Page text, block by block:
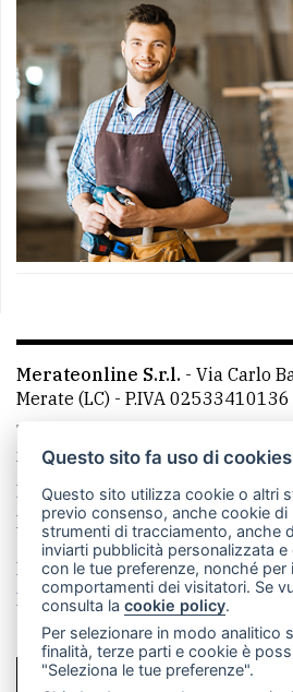
Merateonline S.r.l. - Via Carlo
Merate (LC) - P.IVA 02533410136
Telefono:
mail: redazione@merateonline.it
La redazione
CasateOnline
Made by VIP
Privacy policy
Cookie policy
Rivedi le tue scelte sui cookie
SCRIVICI
Questo sito fa uso di cookies
Questo sito utilizza cookie o altri
previo consenso, anche cookie
strumenti di tracciamento, anche
inviarti pubblicità personalizzata e
con le tue preferenze, nonché
comportamenti dei visitatori. Se
consulta lacookie policy.
Per selezionare in modo analitico
finalità, terze parti e cookie è
"Seleziona le tue preferenze".